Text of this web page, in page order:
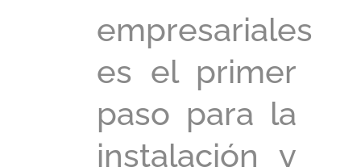
empresariales
es el primer
paso para la
instalación y